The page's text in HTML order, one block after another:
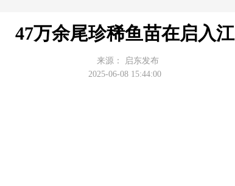
47万余尾珍稀鱼苗在启入江
来源：
启东发布
2025-06-08 15:44:00